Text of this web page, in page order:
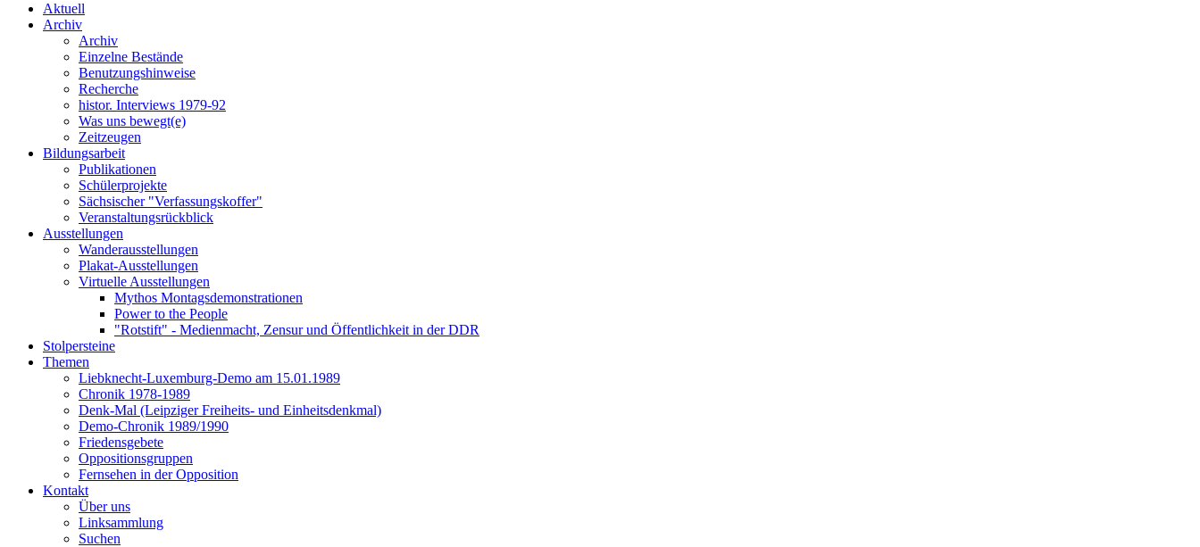
Aktuell
Archiv
Archiv
Einzelne Bestände
Benutzungshinweise
Recherche
histor. Interviews 1979-92
Was uns bewegt(e)
Zeitzeugen
Bildungsarbeit
Publikationen
Schülerprojekte
Sächsischer "Verfassungskoffer"
Veranstaltungsrückblick
Ausstellungen
Wanderausstellungen
Plakat-Ausstellungen
Virtuelle Ausstellungen
Mythos Montagsdemonstrationen
Power to the People
"Rotstift" - Medienmacht, Zensur und Öffentlichkeit in der DDR
Stolpersteine
Themen
Liebknecht-Luxemburg-Demo am 15.01.1989
Chronik 1978-1989
Denk-Mal (Leipziger Freiheits- und Einheitsdenkmal)
Demo-Chronik 1989/1990
Friedensgebete
Oppositionsgruppen
Fernsehen in der Opposition
Kontakt
Über uns
Linksammlung
Suchen